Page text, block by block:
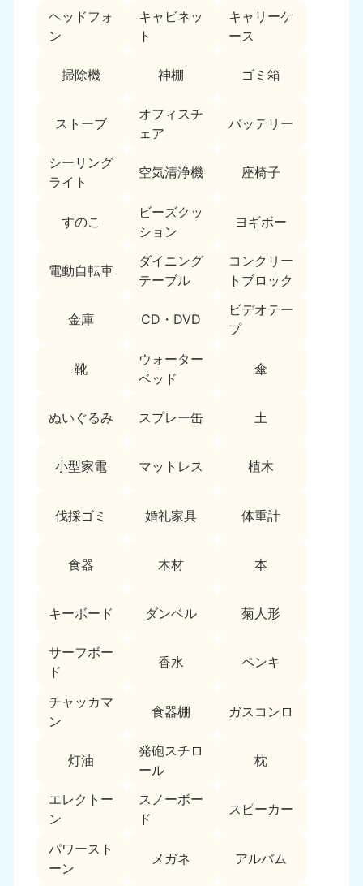
ヘッドフォ
ン
キャビネッ
ト
キャリーケ
ース
掃除機 神棚 ゴミ箱
ストーブ
オフィスチ
ェア
バッテリー
シーリング
ライト
空気清浄機 座椅子
すのこ
ビーズクッ
ション
ヨギボー
電動自転車
ダイニング
テーブル
コンクリー
トブロック
金庫 CD・DVD
ビデオテー
プ
靴
ウォーター
ベッド
傘
ぬいぐるみ スプレー缶 土
小型家電 マットレス 植木
伐採ゴミ 婚礼家具 体重計
食器 木材 本
キーボード ダンベル 菊人形
サーフボー
ド
香水 ペンキ
チャッカマ
ン
食器棚 ガスコンロ
灯油
発砲スチロ
ール
枕
エレクトー
ン
スノーボー
ド
スピーカー
パワースト
ーン
メガネ アルバム
福島県
050-1881-5271
東京都
050-1881-5265
9:00〜19:00 年中無休
神奈川県
050-1881-5268
9:00〜19:00 年中無休
050-1881-5266
9:00〜19:00 年中無休
栃木県
050-1881-5270
茨城県
050-1881-5269
9:00〜19:00 年中無休
050-1881-5267
9:00〜19:00 年中無休
050-1881-5255
9:00〜19:00 年中無休
050-1881-5259
9:00〜19:00 年中無休
静岡県 長野県
050-1881-5258
9:00〜19:00 年中無休
050-1881-5261
9:00〜19:00 年中無休
富山県
050-1881-5262
山梨県
050-1881-5263
9:00〜19:00 年中無休
近畿
050-1881-5250
9:00〜19:00 年中無休 9:00〜19:00 年中無休